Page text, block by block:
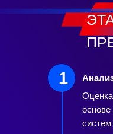
1
основе